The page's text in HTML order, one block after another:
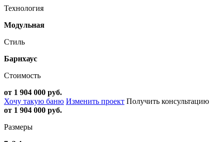
Технология
Модульная
Стиль
Барнхаус
Стоимость
от 1 904 000 руб.
Хочу такую баню Изменить проект Получить консультацию
от 1 904 000 руб.
Размеры